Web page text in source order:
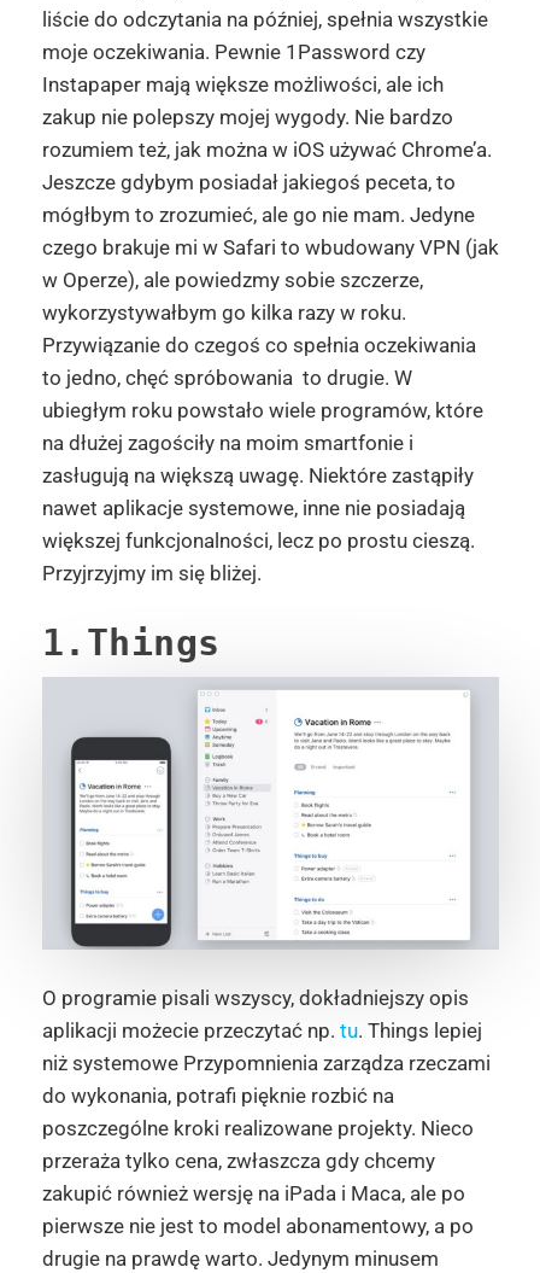
liście do odczytania na później, spełnia wszystkie
moje oczekiwania. Pewnie 1Password czy
Instapaper mają większe możliwości, ale ich
zakup nie polepszy mojej wygody. Nie bardzo
rozumiem też, jak można w iOS używać Chrome’a.
Jeszcze gdybym posiadał jakiegoś peceta, to
mógłbym to zrozumieć, ale go nie mam. Jedyne
czego brakuje mi w Safari to wbudowany VPN (jak
w Operze), ale powiedzmy sobie szczerze,
wykorzystywałbym go kilka razy w roku.
Przywiązanie do czegoś co spełnia oczekiwania
to jedno, chęć spróbowania to drugie. W
ubiegłym roku powstało wiele programów, które
na dłużej zagościły na moim smartfonie i
zasługują na większą uwagę. Niektóre zastąpiły
nawet aplikacje systemowe, inne nie posiadają
większej funkcjonalności, lecz po prostu cieszą.
Przyjrzyjmy im się bliżej.
1.Things
O programie pisali wszyscy, dokładniejszy opis
aplikacji możecie przeczytać np. tu. Things lepiej
niż systemowe Przypomnienia zarządza rzeczami
do wykonania, potrafi pięknie rozbić na
poszczególne kroki realizowane projekty. Nieco
przeraża tylko cena, zwłaszcza gdy chcemy
zakupić również wersję na iPada i Maca, ale po
pierwsze nie jest to model abonamentowy, a po
drugie na prawdę warto. Jedynym minusem